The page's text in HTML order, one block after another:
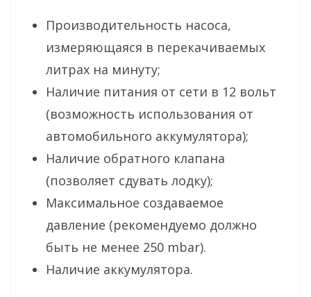
Производительность насоса,
измеряющаяся в перекачиваемых
литрах на минуту;
Наличие питания от сети в 12 вольт
(возможность использования от
автомобильного аккумулятора);
Наличие обратного клапана
(позволяет сдувать лодку);
Максимальное создаваемое
давление (рекомендуемо должно
быть не менее 250 mbar).
Наличие аккумулятора.